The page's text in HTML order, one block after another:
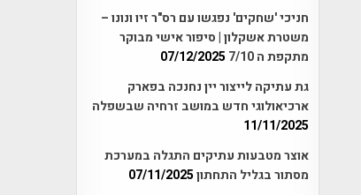
חניכי 'שחקים' נפגשו עם רס"ר זיו ונונו –
משטרת אשקלון | סיפור אישי מבוקר
מתקפת ה 7/10
07/12/2025
גת עתיקה לייצור יין נחנכה בפארק
ארכיאולוגי חדש במושב זרחיה שבשפלה
11/11/2025
אוצר מטבעות עתיקים התגלה במערכת
מסתור בגליל התחתון07/11/2025